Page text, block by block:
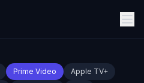
Prime Video
Apple TV+